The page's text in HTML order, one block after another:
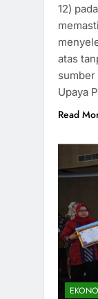
12)
atas
sumber
Upaya
Read